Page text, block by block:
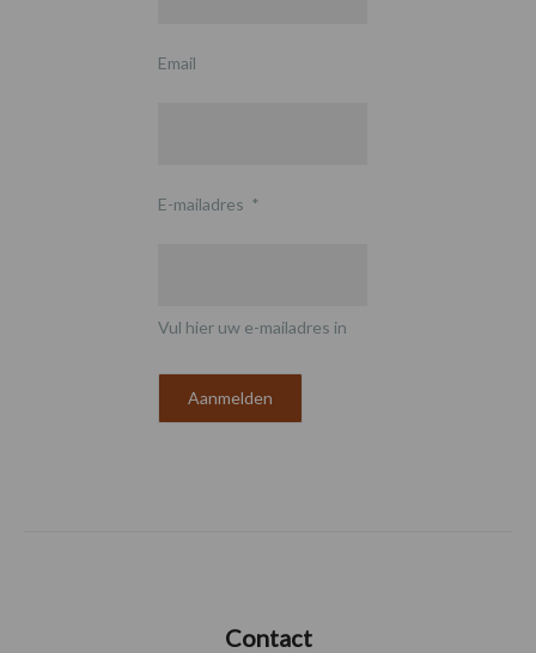
Email
E-mailadres *
Vul hier uw e-mailadres in
Contact